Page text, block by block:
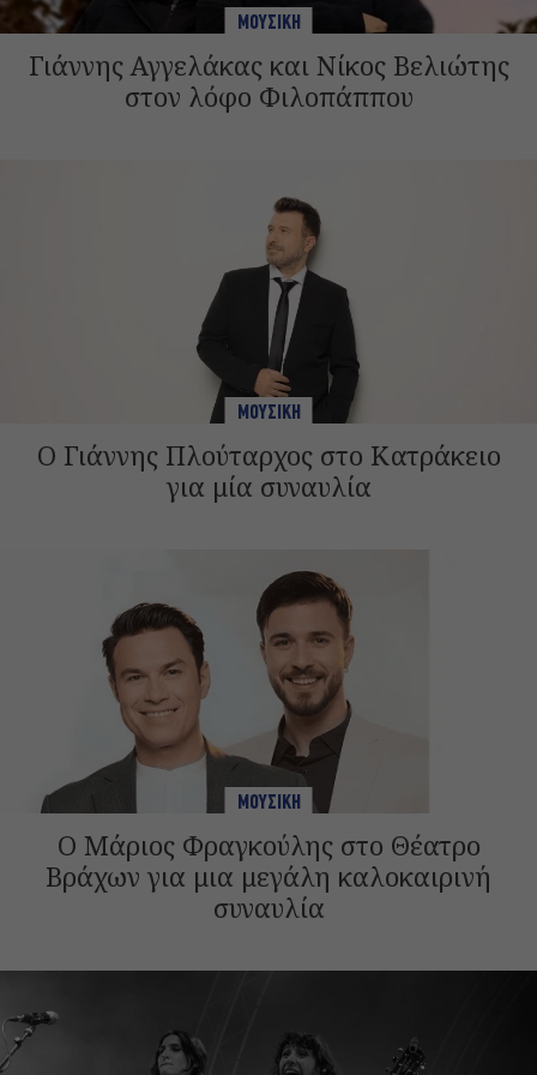
ΜΟΥΣΙΚΗ
Γιάννης Αγγελάκας και Νίκος Βελιώτης
στον λόφο Φιλοπάππου
ΜΟΥΣΙΚΗ
Ο Γιάννης Πλούταρχος στο Κατράκειο
για μία συναυλία
ΜΟΥΣΙΚΗ
Ο Μάριος Φραγκούλης στο Θέατρο
Βράχων για μια μεγάλη καλοκαιρινή
συναυλία